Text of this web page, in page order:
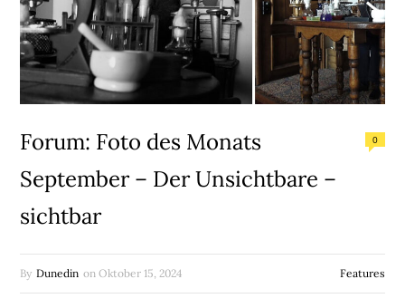
Forum: Foto des Monats
September – Der Unsichtbare –
sichtbar
0
By Dunedin on Oktober 15, 2024 Features